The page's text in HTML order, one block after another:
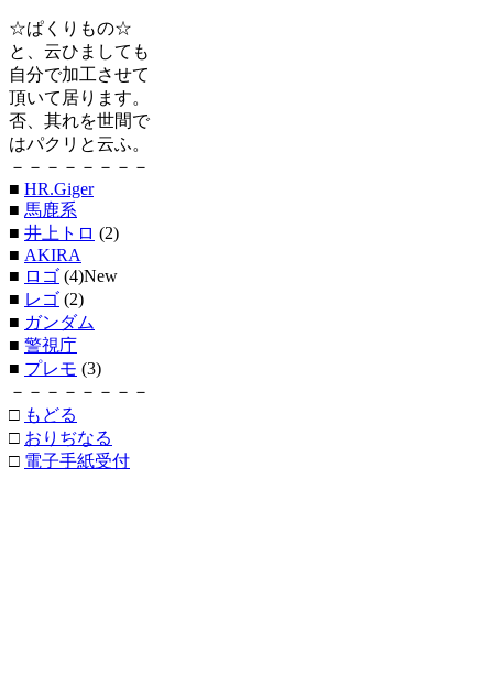
☆ぱくりもの☆
と、云ひましても
自分で加工させて
頂いて居ります。
否、其れを世間で
はパクリと云ふ。
－－－－－－－－
■ HR.Giger
■ 馬鹿系
■ 井上トロ (2)
■ AKIRA
■ ロゴ (4)New
■ レゴ (2)
■ ガンダム
■ 警視庁
■ プレモ (3)
－－－－－－－－
□ もどる
□ おりぢなる
□ 電子手紙受付